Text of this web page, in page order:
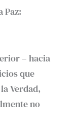
Paz:
– hacia
que
Verdad,
no